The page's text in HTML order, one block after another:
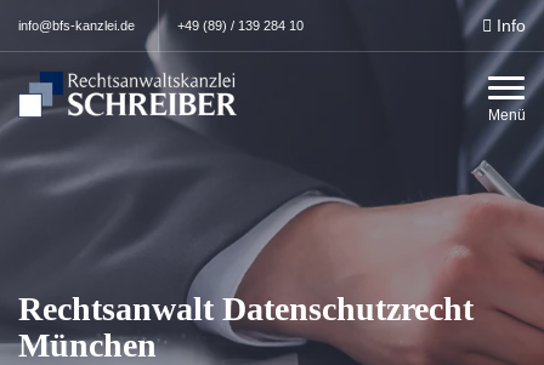
info@bfs-kanzlei.de +49 (89) / 139 284 10 Info
Menü
Rechtsanwalt Datenschutzrecht
München